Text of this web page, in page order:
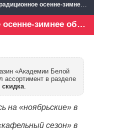
осенне-зимнее обновление раздела СКИДКА
Традиционное осенне-зимнее обновление раздела СКИДКА
«Академии Белой
ассортимент в разделе
скидка.
на «ноябрьские» в
сезон» в